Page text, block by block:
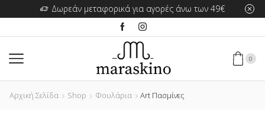
Δωρεάν μεταφορικά για αγορές άνω των 49€
0
Αρχική Σελίδα Shop Φουλάρια Art Πασμίνες